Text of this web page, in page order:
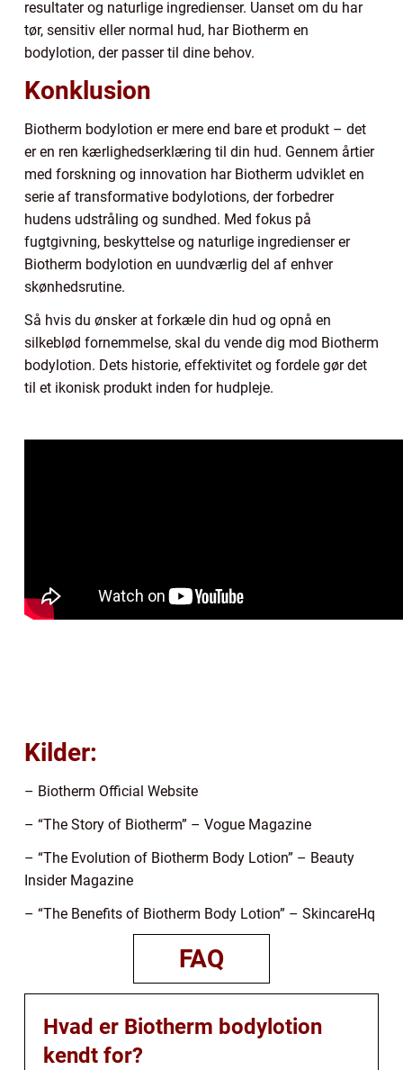
resultater og naturlige ingredienser. Uanset om du har
tør, sensitiv eller normal hud, har Biotherm en
bodylotion, der passer til dine behov.
Konklusion
Biotherm bodylotion er mere end bare et produkt – det
er en ren kærlighedserklæring til din hud. Gennem årtier
med forskning og innovation har Biotherm udviklet en
serie af transformative bodylotions, der forbedrer
hudens udstråling og sundhed. Med fokus på
fugtgivning, beskyttelse og naturlige ingredienser er
Biotherm bodylotion en uundværlig del af enhver
skønhedsrutine.
Så hvis du ønsker at forkæle din hud og opnå en
silkeblød fornemmelse, skal du vende dig mod Biotherm
bodylotion. Dets historie, effektivitet og fordele gør det
til et ikonisk produkt inden for hudpleje.
Kilder:
– Biotherm Official Website
– “The Story of Biotherm” – Vogue Magazine
– “The Evolution of Biotherm Body Lotion” – Beauty
Insider Magazine
– “The Benefits of Biotherm Body Lotion” – SkincareHq
FAQ
Hvad er Biotherm bodylotion
kendt for?